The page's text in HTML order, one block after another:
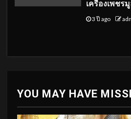
เครื่องเพชร
3 ปี ago
YOU MAY HAVE